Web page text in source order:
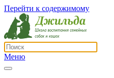
Перейти к содержимому
Меню